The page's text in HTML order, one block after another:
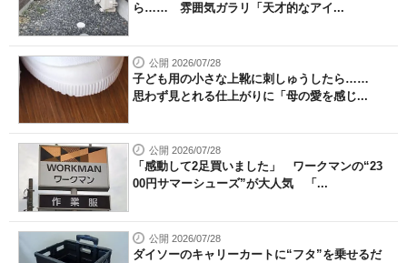
ら…… 雰囲気ガラリ「天才的なアイ...
公開 2026/07/28
子ども用の小さな上靴に刺しゅうしたら……
思わず見とれる仕上がりに「母の愛を感じ...
公開 2026/07/28
「感動して2足買いました」 ワークマンの“23
00円サマーシューズ”が大人気 「...
公開 2026/07/28
ダイソーのキャリーカートに“フタ”を乗せるだ